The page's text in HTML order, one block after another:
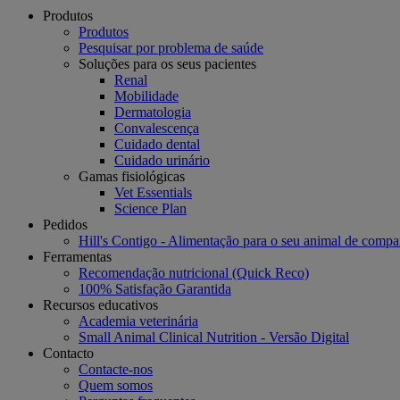
Produtos
Produtos
Pesquisar por problema de saúde
Soluções para os seus pacientes
Renal
Mobilidade
Dermatologia
Convalescença
Cuidado dental
Cuidado urinário
Gamas fisiológicas
Vet Essentials
Science Plan
Pedidos
Hill's Contigo - Alimentação para o seu animal de
Ferramentas
Recomendação nutricional (Quick Reco)
100% Satisfação Garantida
Recursos educativos
Academia veterinária
Small Animal Clinical Nutrition - Versão Digital
Contacto
Contacte-nos
Quem somos